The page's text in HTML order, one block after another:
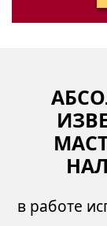
в работе